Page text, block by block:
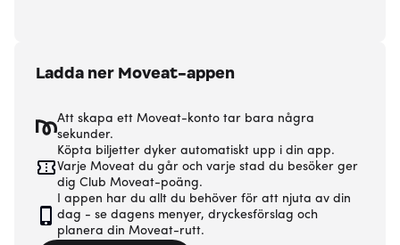
Ladda ner Moveat-appen
Att skapa ett Moveat-konto tar bara några
sekunder.
Köpta biljetter dyker automatiskt upp i din app.
Varje Moveat du går och varje stad du besöker ger
dig Club Moveat-poäng.
I appen har du allt du behöver för att njuta av din
dag - se dagens menyer, dryckesförslag och
planera din Moveat-rutt.